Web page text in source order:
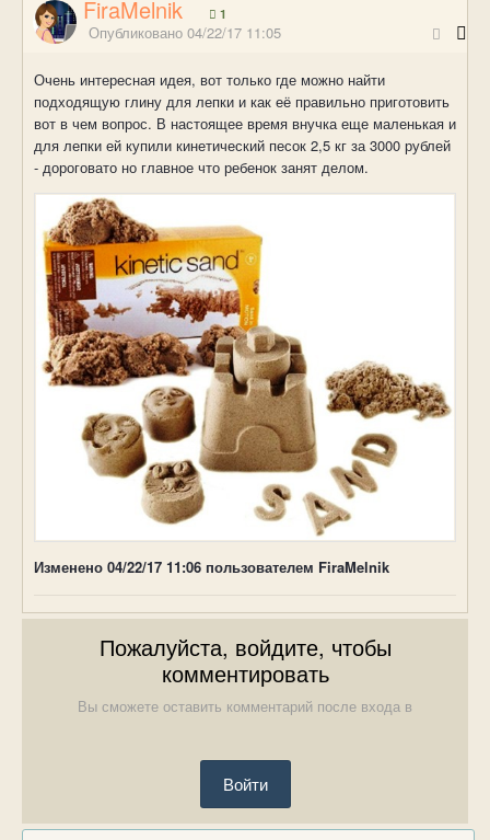
FiraMelnik 1
Опубликовано 04/22/17 11:05
Очень интересная идея, вот только где можно найти
подходящую глину для лепки и как её правильно приготовить
вот в чем вопрос. В настоящее время внучка еще маленькая и
для лепки ей купили кинетический песок 2,5 кг за 3000 рублей
- дороговато но главное что ребенок занят делом.
Изменено 04/22/17 11:06 пользователем FiraMelnik
Пожалуйста, войдите, чтобы
комментировать
Вы сможете оставить комментарий после входа в
Войти